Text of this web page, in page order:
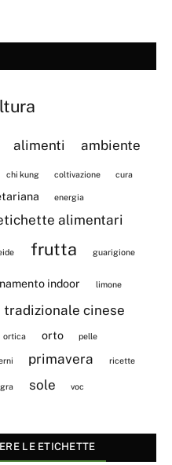
alimenti ambiente
chi kung coltivazione cura
energia
alimentari
frutta guarigione
indoor limone
tradizionale cinese
ortica orto pelle
primavera ricette
sole voc
LE ETICHETTE